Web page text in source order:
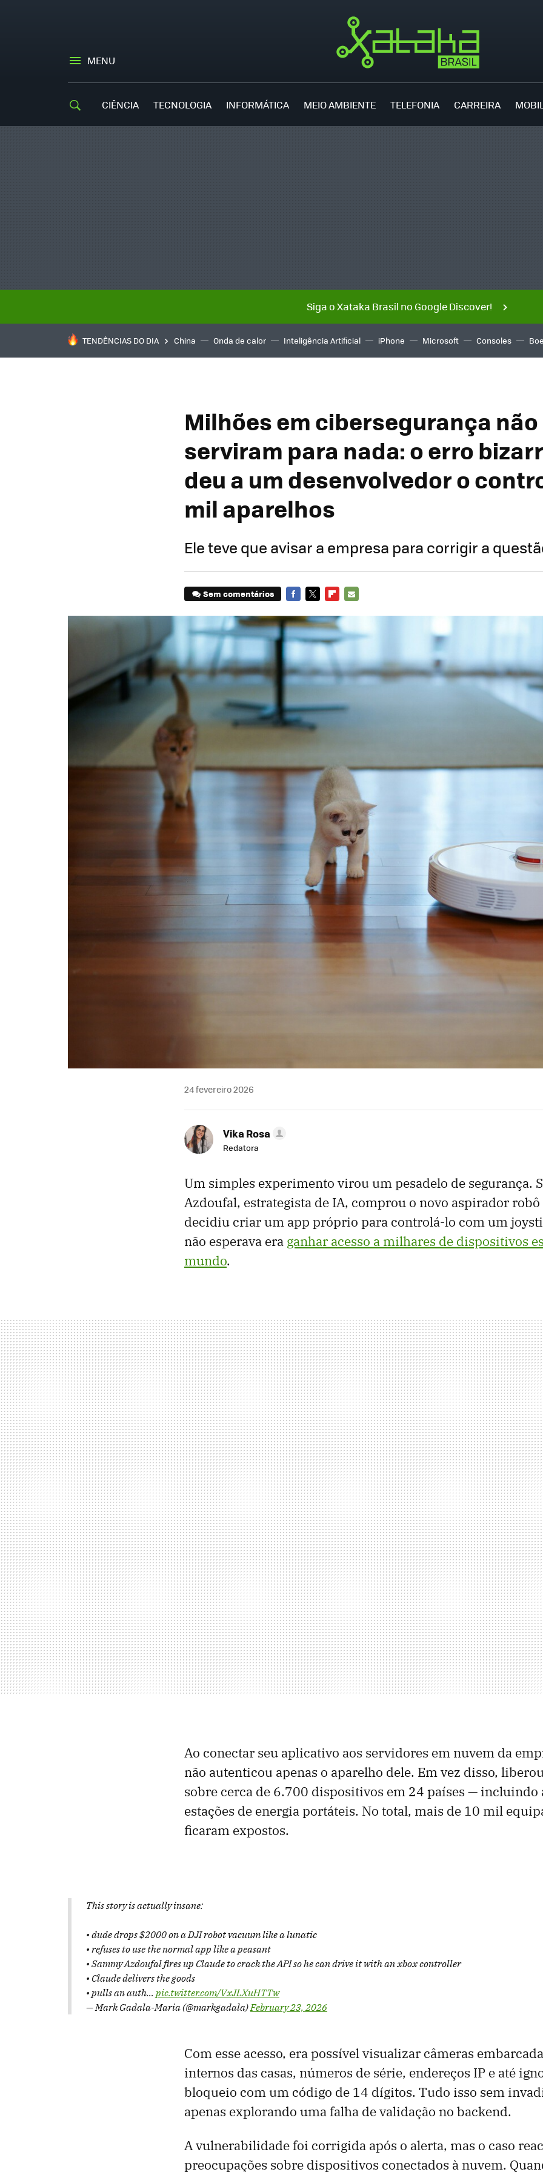
MENU
CIÊNCIA TECNOLOGIA INFORMÁTICA MEIO AMBIENTE TELEFONIA CARREIRA
Siga o Xataka Brasil no Google Discover!
TENDÊNCIAS DO DIA China Onda de calor Inteligência Artificial iPhone Microsoft Consoles
Milhões em cibersegurança não
serviram para nada: o erro
deu a um desenvolvedor o
mil aparelhos
Ele teve que avisar a empresa para corrigir a
Sem comentários
24 fevereiro 2026
Vika Rosa
Redatora
Um simples experimento virou um pesadelo de segurança.
Azdoufal, estrategista de IA, comprou o novo aspirador robô
decidiu criar um app próprio para controlá-lo com um
não esperava era ganhar acesso a milhares de dispositivos
mundo.
Ao conectar seu aplicativo aos servidores em nuvem da
não autenticou apenas o aparelho dele. Em vez disso,
sobre cerca de 6.700 dispositivos em 24 países — incluindo
estações de energia portáteis. No total, mais de 10 mil
ficaram expostos.
This story is actually insane:
• dude drops $2000 on a DJI robot vacuum like a lunatic
• refuses to use the normal app like a peasant
• Sammy Azdoufal fires up Claude to crack the API so he can drive it with an xbox controller
• Claude delivers the goods
• pulls an auth… pic.twitter.com/VxJLXuHTTw
— Mark Gadala-Maria (@markgadala) February 23, 2026
Com esse acesso, era possível visualizar câmeras
internos das casas, números de série, endereços IP e até
bloqueio com um código de 14 dígitos. Tudo isso sem
apenas explorando uma falha de validação no backend.
A vulnerabilidade foi corrigida após o alerta, mas o caso
preocupações sobre dispositivos conectados à nuvem.